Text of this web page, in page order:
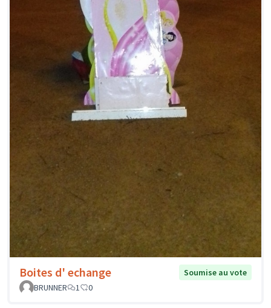
Boites d' echange
Soumise au vote
BRUNNER
1 0